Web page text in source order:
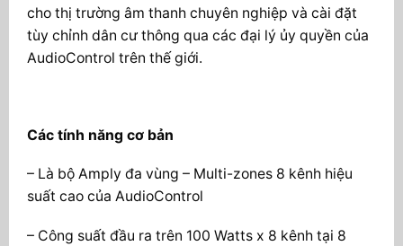
cho thị trường âm thanh chuyên nghiệp và cài đặt
tùy chỉnh dân cư thông qua các đại lý ủy quyền của
AudioControl trên thế giới.
Các tính năng cơ bản
– Là bộ Amply đa vùng – Multi-zones 8 kênh hiệu
suất cao của AudioControl
– Công suất đầu ra trên 100 Watts x 8 kênh tại 8